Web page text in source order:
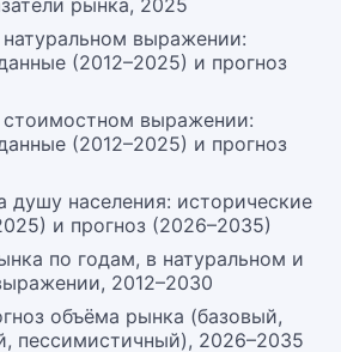
рынка, 2025
выражении:
(2012–2025) и прогноз
выражении:
(2012–2025) и прогноз
душу населения: исторические
и прогноз (2026–2035)
по годам, в натуральном и
2012–2030
объёма рынка (базовый,
пессимистичный), 2026–2035